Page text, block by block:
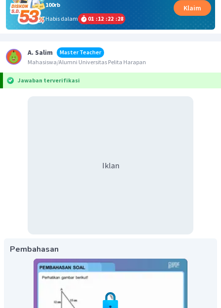
100rb
Habis dalam
01 :12 :22 :28
Klaim
A. Salim
Master Teacher
Mahasiswa/Alumni Universitas Pelita Harapan
Jawaban terverifikasi
Iklan
Pembahasan